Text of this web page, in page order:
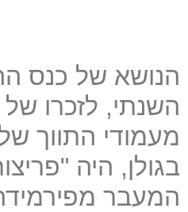
הנושא של כנס
השנתי, לזכרו של
מעמודי התווך
בגולן, היה
המעבר